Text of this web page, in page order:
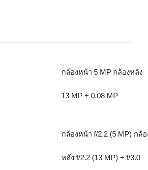
กล้องหน้า 5 MP กล้องหลัง
13 MP + 0.08 MP
กล้องหน้า f/2.2 (5 MP) กล้อ
หลัง f/2.2 (13 MP) + f/3.0